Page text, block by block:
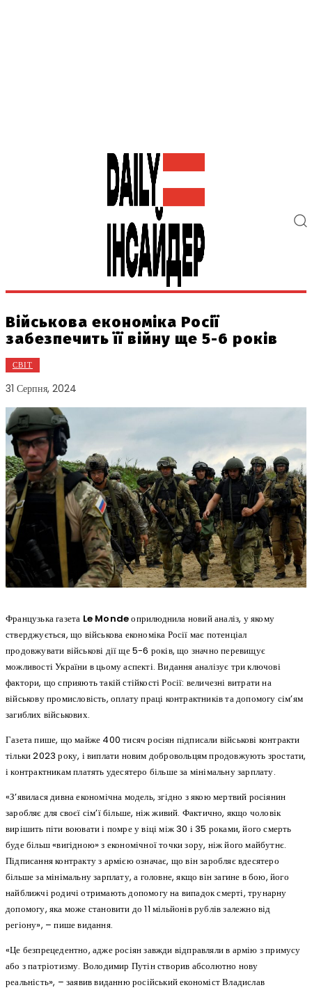
Військова економіка Росії
забезпечить її війну ще 5-6 років
СВІТ
31 Серпня, 2024
Французька газета Le Mondeоприлюднила новий аналіз, у якому
стверджується, що військова економіка Росії має потенціал
продовжувати військові дії ще 5-6 років, що значно перевищує
можливості України в цьому аспекті. Видання аналізує три ключові
фактори, що сприяють такій стійкості Росії: величезні витрати на
військову промисловість, оплату праці контрактників та допомогу сім’ям
загиблих військових.
Газета пише, що майже 400 тисяч росіян підписали військові контракти
тільки 2023 року, і виплати новим добровольцям продовжують зростати,
і контрактникам платять удесятеро більше за мінімальну зарплату.
«З’явилася дивна економічна модель, згідно з якою мертвий росіянин
заробляє для своєї сім’ї більше, ніж живий. Фактично, якщо чоловік
вирішить піти воювати і помре у віці між 30 і 35 роками, його смерть
буде більш «вигідною» з економічної точки зору, ніж його майбутнє.
Підписання контракту з армією означає, що він заробляє вдесятеро
більше за мінімальну зарплату, а головне, якщо він загине в бою, його
найближчі родичі отримають допомогу на випадок смерті, трунарну
допомогу, яка може становити до 11 мільйонів рублів залежно від
регіону», – пише видання.
«Це безпрецедентно, адже росіян завжди відправляли в армію з примусу
або з патріотизму. Володимир Путін створив абсолютно нову
реальність», – заявив виданню російський економіст Владислав